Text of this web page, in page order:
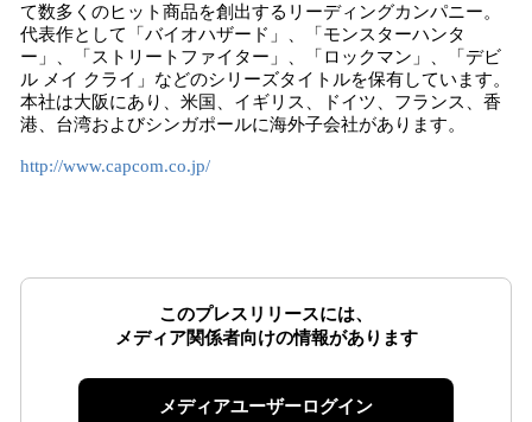
て数多くのヒット商品を創出するリーディングカンパニー。
代表作として「バイオハザード」、「モンスターハンタ
ー」、「ストリートファイター」、「ロックマン」、「デビ
ル メイ クライ」などのシリーズタイトルを保有しています。
本社は大阪にあり、米国、イギリス、ドイツ、フランス、香
港、台湾およびシンガポールに海外子会社があります。
http://www.capcom.co.jp/
このプレスリリースには、
メディア関係者向けの情報があります
メディアユーザーログイン